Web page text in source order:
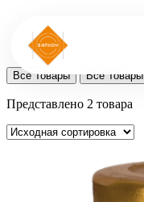
Все Товары Все Товары
Представлено 2 товара